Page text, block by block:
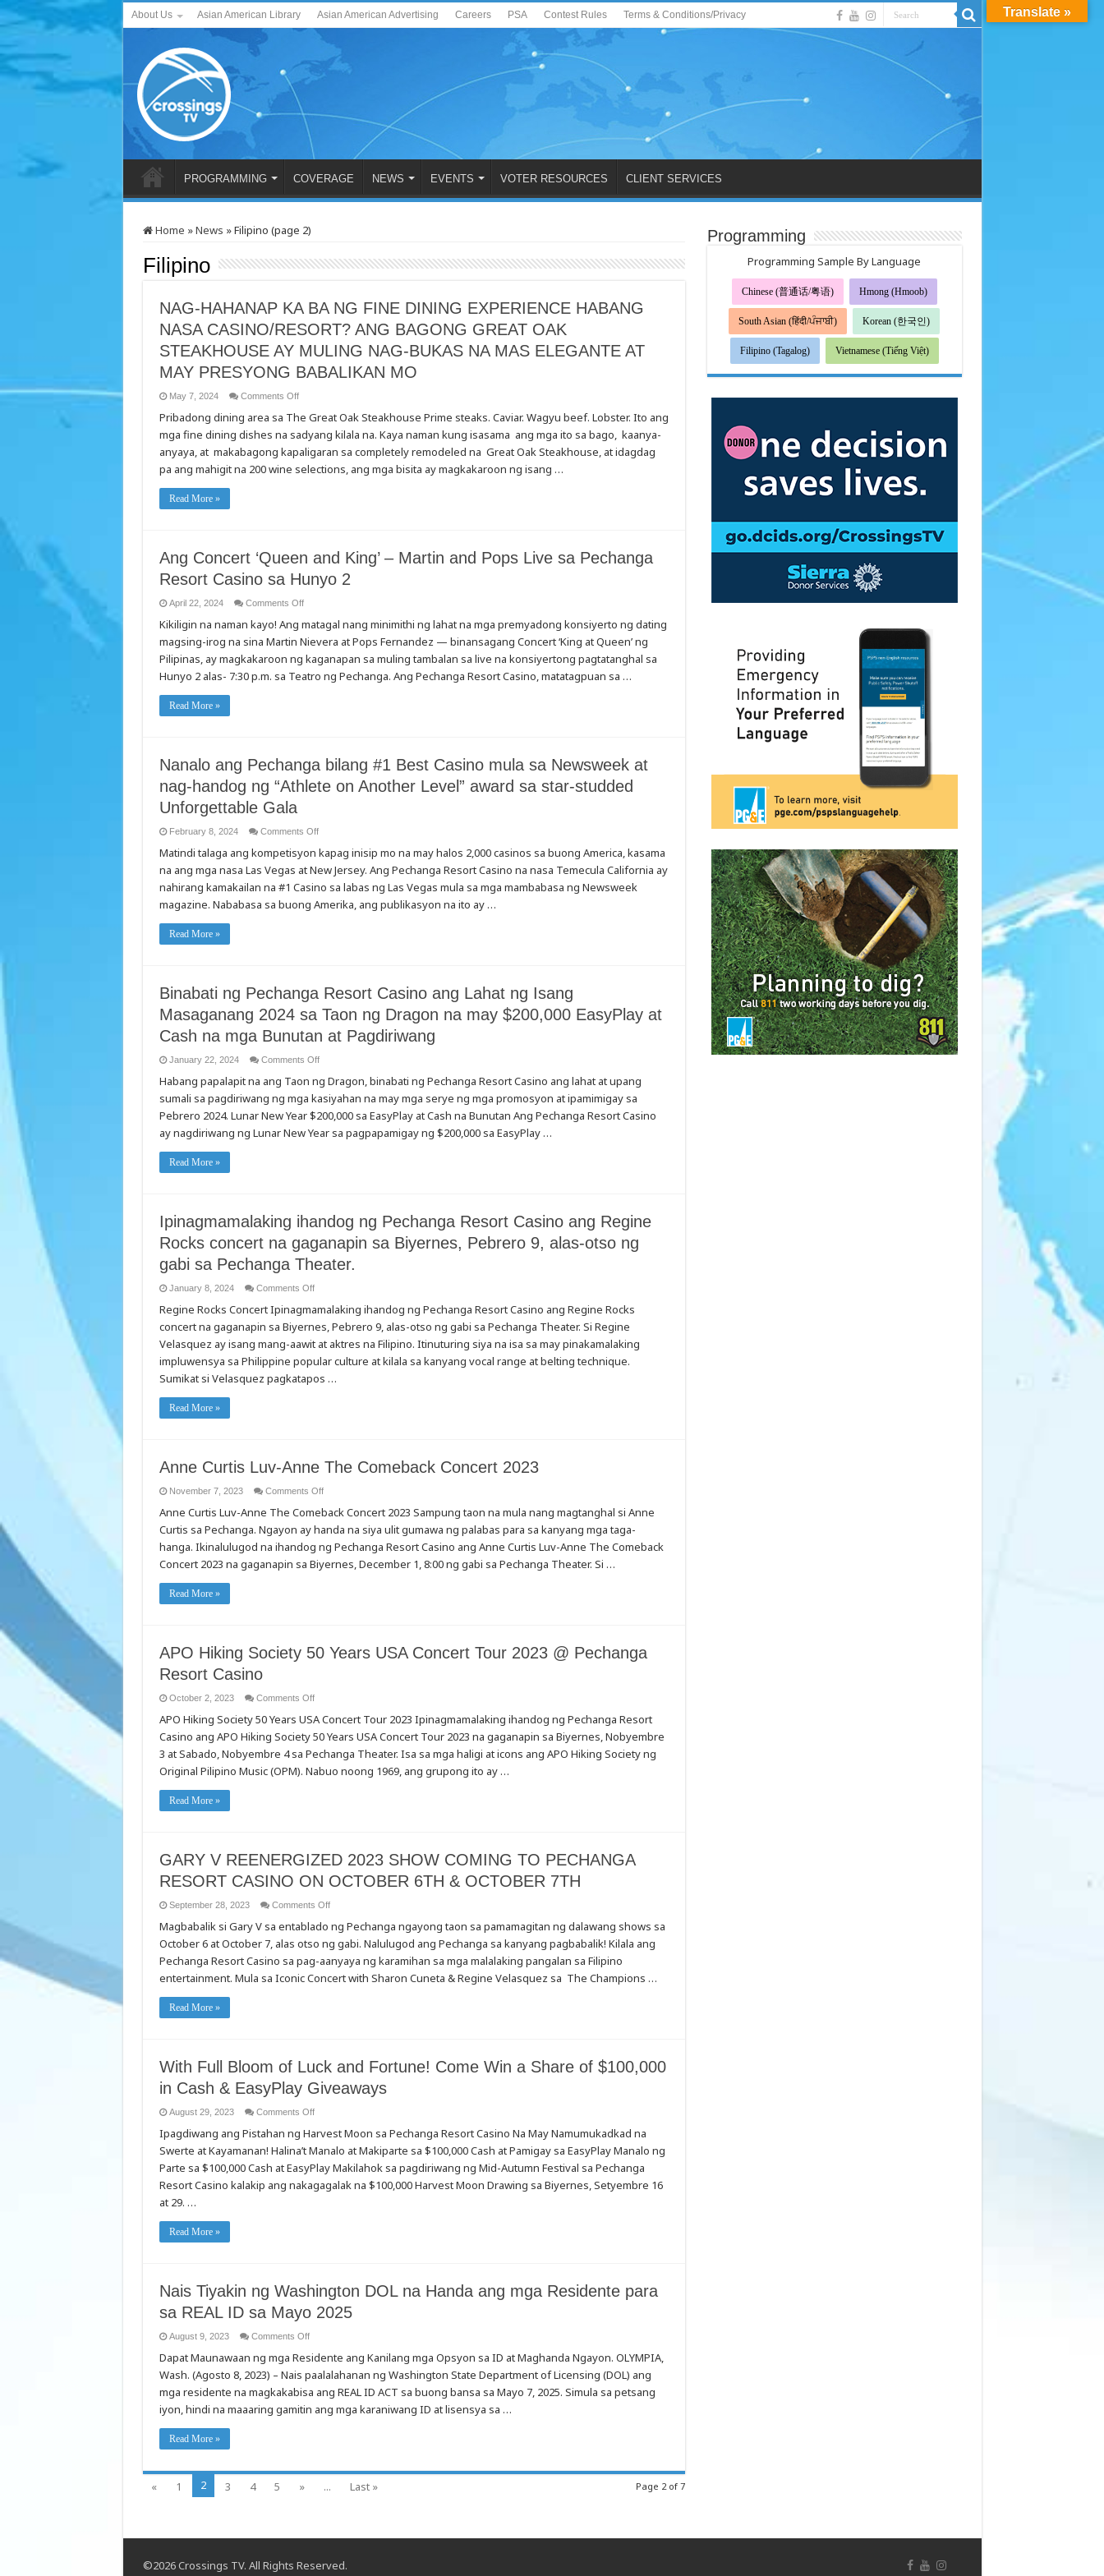
About Us Asian American Library Asian American Advertising Careers PSA Contest Rules Terms & Conditions/Privacy
PROGRAMMING COVERAGE NEWS EVENTS VOTER RESOURCES CLIENT SERVICES
Home »News »Filipino (page 2)
Filipino
NAG-HAHANAP KA BA NG FINE DINING EXPERIENCE HABANG
NASA CASINO/RESORT? ANG BAGONG GREAT OAK
STEAKHOUSE AY MULING NAG-BUKAS NA MAS ELEGANTE AT
MAY PRESYONG BABALIKAN MO
May 7, 2024 Comments Offon
HAHANAP
KA
BA
NG
FINE
DINING
EXPERIENCE
STEAKHOUSE
AY
MULING
NAG-
NA
ELEGANTE
AT
MAY
BABALIKAN
MO
Pribadong dining area sa The Great Oak Steakhouse Prime steaks. Caviar. Wagyu beef. Lobster. Ito ang
mga fine dining dishes na sadyang kilala na. Kaya naman kung isasama ang mga ito sa bago, kaanya-
anyaya, at makabagong kapaligaran sa completely remodeled na Great Oak Steakhouse, at idagdag
pa ang mahigit na 200 wine selections, ang mga bisita ay magkakaroon ng isang …
Read More »
Ang Concert ‘Queen and King’ – Martin and Pops Live sa Pechanga
Resort Casino sa Hunyo 2
April 22, 2024 Comments Offon
Concert
‘Queen
and
–
Martin
and
Hunyo
2
Kikiligin na naman kayo! Ang matagal nang minimithi ng lahat na mga premyadong konsiyerto ng dating
magsing-irog na sina Martin Nievera at Pops Fernandez — binansagang Concert ‘King at Queen’ ng
Pilipinas, ay magkakaroon ng kaganapan sa muling tambalan sa live na konsiyertong pagtatanghal sa
Hunyo 2 alas- 7:30 p.m. sa Teatro ng Pechanga. Ang Pechanga Resort Casino, matatagpuan sa …
Read More »
Nanalo ang Pechanga bilang #1 Best Casino mula sa Newsweek at
nag-handog ng “Athlete on Another Level” award sa star-studded
Unforgettable Gala
February 8, 2024 Comments Offon
ang
Pechanga
bilang
Best
Casino
mula
on
Another
Level”
award
star-
Unforgettable
Matindi talaga ang kompetisyon kapag inisip mo na may halos 2,000 casinos sa buong America, kasama
na ang mga nasa Las Vegas at New Jersey. Ang Pechanga Resort Casino na nasa Temecula California ay
nahirang kamakailan na #1 Casino sa labas ng Las Vegas mula sa mga mambabasa ng Newsweek
magazine. Nababasa sa buong Amerika, ang publikasyon na ito ay …
Read More »
Binabati ng Pechanga Resort Casino ang Lahat ng Isang
Masaganang 2024 sa Taon ng Dragon na may $200,000 EasyPlay at
Cash na mga Bunutan at Pagdiriwang
January 22, 2024 Comments Offon
ng
Pechanga
Resort
Casino
ang
ng
na
may
EasyPlay
Cash
Pagdiriwang
Habang papalapit na ang Taon ng Dragon, binabati ng Pechanga Resort Casino ang lahat at upang
sumali sa pagdiriwang ng mga kasiyahan na may mga serye ng mga promosyon at ipamimigay sa
Pebrero 2024. Lunar New Year $200,000 sa EasyPlay at Cash na Bunutan Ang Pechanga Resort Casino
ay nagdiriwang ng Lunar New Year sa pagpapamigay ng $200,000 sa EasyPlay …
Read More »
Ipinagmamalaking ihandog ng Pechanga Resort Casino ang Regine
Rocks concert na gaganapin sa Biyernes, Pebrero 9, alas-otso ng
gabi sa Pechanga Theater.
January 8, 2024 Comments Offon
ihandog
ng
Pechanga
Casino
ang
Regine
Rocks
concert
otso
ng
sa
Theater.
Regine Rocks Concert Ipinagmamalaking ihandog ng Pechanga Resort Casino ang Regine Rocks
concert na gaganapin sa Biyernes, Pebrero 9, alas-otso ng gabi sa Pechanga Theater. Si Regine
Velasquez ay isang mang-aawit at aktres na Filipino. Itinuturing siya na isa sa may pinakamalaking
impluwensya sa Philippine popular culture at kilala sa kanyang vocal range at belting technique.
Sumikat si Velasquez pagkatapos …
Read More »
Anne Curtis Luv-Anne The Comeback Concert 2023
November 7, 2023 Comments Offon
Curtis
Luv-
Anne
Comeback
2023
Anne Curtis Luv-Anne The Comeback Concert 2023 Sampung taon na mula nang magtanghal si Anne
Curtis sa Pechanga. Ngayon ay handa na siya ulit gumawa ng palabas para sa kanyang mga taga-
hanga. Ikinalulugod na ihandog ng Pechanga Resort Casino ang Anne Curtis Luv-Anne The Comeback
Concert 2023 na gaganapin sa Biyernes, December 1, 8:00 ng gabi sa Pechanga Theater. Si …
Read More »
APO Hiking Society 50 Years USA Concert Tour 2023 @ Pechanga
Resort Casino
October 2, 2023 Comments Offon
Hiking
Society
50
USA
Concert
Tour
APO Hiking Society 50 Years USA Concert Tour 2023 Ipinagmamalaking ihandog ng Pechanga Resort
Casino ang APO Hiking Society 50 Years USA Concert Tour 2023 na gaganapin sa Biyernes, Nobyembre
3 at Sabado, Nobyembre 4 sa Pechanga Theater. Isa sa mga haligi at icons ang APO Hiking Society ng
Original Pilipino Music (OPM). Nabuo noong 1969, ang grupong ito ay …
Read More »
GARY V REENERGIZED 2023 SHOW COMING TO PECHANGA
RESORT CASINO ON OCTOBER 6TH & OCTOBER 7TH
September 28, 2023 Comments Offon
V
REENERGIZED
2023
SHOW
COMING
PECHANGA
7TH
Magbabalik si Gary V sa entablado ng Pechanga ngayong taon sa pamamagitan ng dalawang shows sa
October 6 at October 7, alas otso ng gabi. Nalulugod ang Pechanga sa kanyang pagbabalik! Kilala ang
Pechanga Resort Casino sa pag-aanyaya ng karamihan sa mga malalaking pangalan sa Filipino
entertainment. Mula sa Iconic Concert with Sharon Cuneta & Regine Velasquez sa The Champions …
Read More »
With Full Bloom of Luck and Fortune! Come Win a Share of $100,000
in Cash & EasyPlay Giveaways
August 29, 2023 Comments Offon
Full
Bloom
of
and
Fortune!
Come
Giveaways
Ipagdiwang ang Pistahan ng Harvest Moon sa Pechanga Resort Casino Na May Namumukadkad na
Swerte at Kayamanan! Halina’t Manalo at Makiparte sa $100,000 Cash at Pamigay sa EasyPlay Manalo ng
Parte sa $100,000 Cash at EasyPlay Makilahok sa pagdiriwang ng Mid-Autumn Festival sa Pechanga
Resort Casino kalakip ang nakagagalak na $100,000 Harvest Moon Drawing sa Biyernes, Setyembre 16
at 29. …
Read More »
Nais Tiyakin ng Washington DOL na Handa ang mga Residente para
sa REAL ID sa Mayo 2025
August 9, 2023 Comments Offon
Tiyakin
ng
Washington
na
ang
ID
Mayo
Dapat Maunawaan ng mga Residente ang Kanilang mga Opsyon sa ID at Maghanda Ngayon. OLYMPIA,
Wash. (Agosto 8, 2023) – Nais paalalahanan ng Washington State Department of Licensing (DOL) ang
mga residente na magkakabisa ang REAL ID ACT sa buong bansa sa Mayo 7, 2025. Simula sa petsang
iyon, hindi na maaaring gamitin ang mga karaniwang ID at lisensya sa …
Read More »
Page 2 of 7
« 1 2 3 4 5 » ... Last »
Programming
Programming Sample By Language
Chinese (普通话/粤语) Hmong (Hmoob)
South Asian (हिंदी/ਪੰਜਾਬੀ) Korean (한국인)
Filipino (Tagalog) Vietnamese (Tiếng Việt)
©2026 Crossings TV. All Rights Reserved.
Translate »